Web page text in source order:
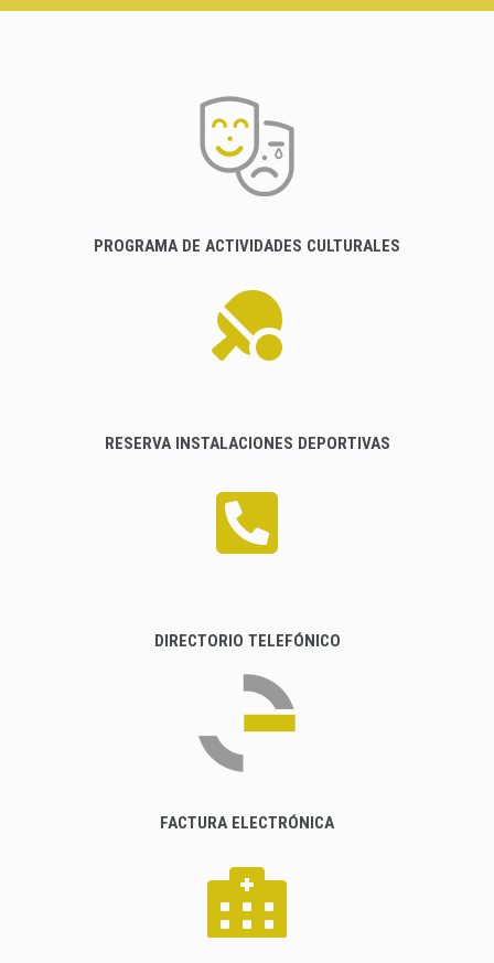
PROGRAMA DE ACTIVIDADES CULTURALES
RESERVA INSTALACIONES DEPORTIVAS
DIRECTORIO TELEFÓNICO
FACTURA ELECTRÓNICA